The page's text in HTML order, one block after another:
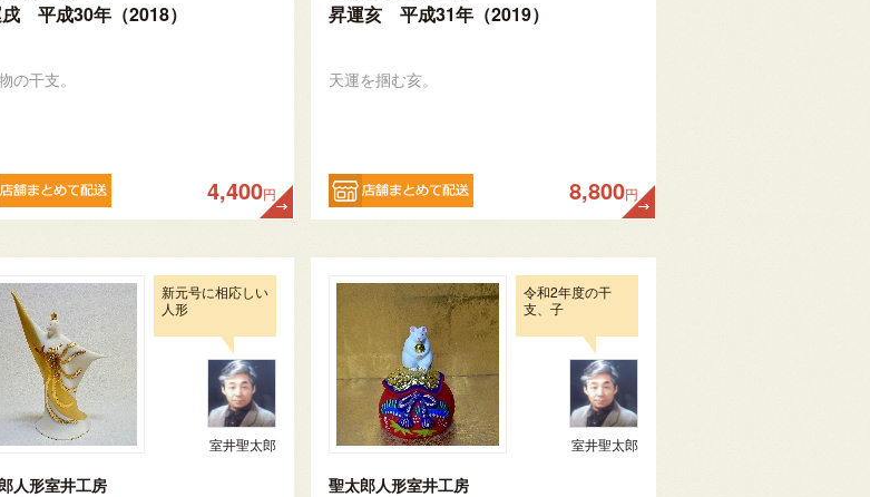
平成30年（2018）
の干支。
4,400円
昇運亥 平成31年（2019）
天運を掴む亥。
8,800円
新元号に相応しい
人形
室井聖太郎
人形室井工房
令和2年度の干
支、子
室井聖太郎
聖太郎人形室井工房